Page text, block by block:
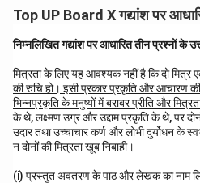
Top UP Board X गद्यांश पर
निम्नलिखित गद्यांश पर आधारित तीन प्रश्नों के
मित्रता के लिए यह आवश्यक नहीं है कि दो मित्र
की रुचि हो। इसी प्रकार प्रकृति और आचारण
भिन्नप्रकृति के मनुष्यों में बराबर प्रीति और
के थे, लक्ष्मण उग्र और उद्दाम प्रकृति के थे, पर
उदार तथा उच्चाचार कर्ण और लोभी दुर्योधन के
न दोनों की मित्रता खूब निबाही।
(i) प्रस्तुत अवतरण के पाठ और लेखक का नाम